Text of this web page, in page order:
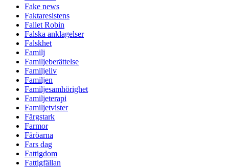
Fake news
Faktaresistens
Fallet Robin
Falska anklagelser
Falskhet
Familj
Familjeberättelse
Familjeliv
Familjen
Familjesamhörighet
Familjeterapi
Familjetvister
Färgstark
Farmor
Färöarna
Fars dag
Fattigdom
Fattigfällan